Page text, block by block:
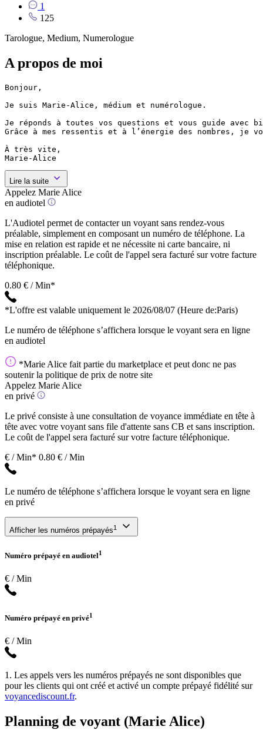
1
125
Tarologue, Medium, Numerologue
A propos de moi
Bonjour,
Je suis Marie-Alice, médium et numérologue.
Je réponds à toutes vos questions et vous guide
Grâce à mes ressentis et à l’énergie des nombres, je
À très vite,
Marie-Alice
Lire la suite
Appelez Marie Alice
en audiotel
L'Audiotel permet de contacter un voyant sans rendez-vous
préalable, simplement en composant un numéro de téléphone. La
mise en relation est rapide et ne nécessite ni carte bancaire, ni
inscription préalable. Le coût de l'appel sera facturé sur votre facture
téléphonique.
0.80 € / Min*
*L'offre est valable uniquement le 2026/08/07 (Heure de:Paris)
Le numéro de téléphone s’affichera lorsque le voyant sera en ligne
en audiotel
*Marie Alice fait partie du marketplace et peut donc ne pas
soutenir la politique de prix de notre site
Appelez Marie Alice
en privé
Le privé consiste à une consultation de voyance immédiate en tête à
tête avec votre voyant sans file d'attente sans CB et sans inscription.
Le coût de l'appel sera facturé sur votre facture téléphonique.
€ / Min* 0.80 € / Min
Le numéro de téléphone s’affichera lorsque le voyant sera en ligne
en privé
Afficher les numéros prépayés1
Numéro prépayé en audiotel1
€ / Min
Numéro prépayé en privé1
€ / Min
1. Les appels vers les numéros prépayés ne sont disponibles que
pour les clients qui ont créé et activé un compte prépayé fidélité sur
voyancediscount.fr.
Planning de voyant (Marie Alice)